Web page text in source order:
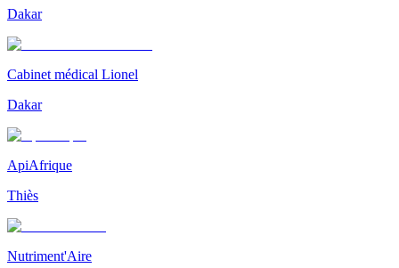
Dakar
Cabinet médical Lionel
Dakar
ApiAfrique
Thiès
Nutriment'Aire